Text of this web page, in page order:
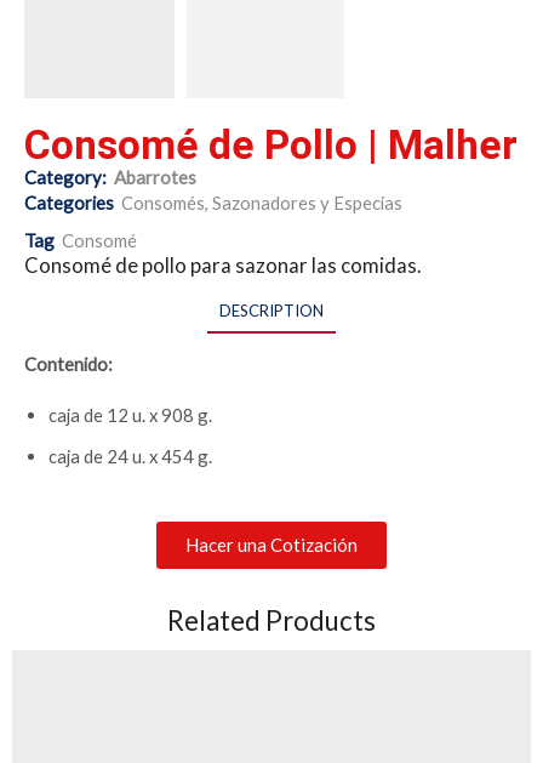
Consomé de Pollo | Malher
Category: Abarrotes
Categories Consomés, Sazonadores y Especias
Tag Consomé
Consomé de pollo para sazonar las comidas.
DESCRIPTION
Contenido:
caja de 12 u. x 908 g.
caja de 24 u. x 454 g.
Hacer una Cotización
Related Products